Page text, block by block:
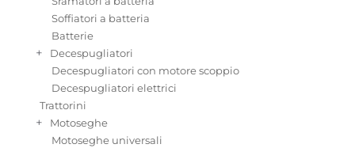
Soffiatori a batteria
Batterie
+
Decespugliatori
Decespugliatori con motore scoppio
Decespugliatori elettrici
Trattorini
+
Motoseghe
Motoseghe universali